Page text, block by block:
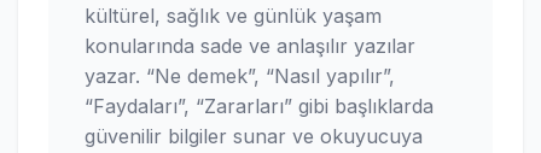
kültürel, sağlık ve günlük yaşam
konularında sade ve anlaşılır yazılar
yazar. “Ne demek”, “Nasıl yapılır”,
“Faydaları”, “Zararları” gibi başlıklarda
güvenilir bilgiler sunar ve okuyucuya